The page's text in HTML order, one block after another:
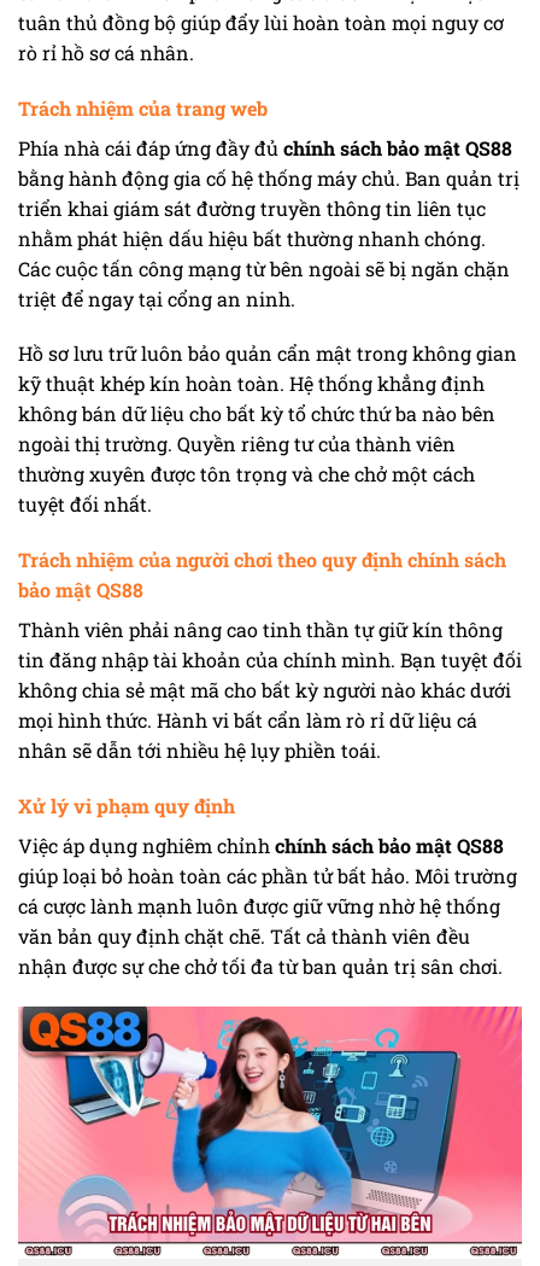
tuân thủ đồng bộ giúp đẩy lùi hoàn toàn mọi nguy cơ
rò rỉ hồ sơ cá nhân.
Trách nhiệm của trang web
Phía nhà cái đáp ứng đầy đủ chính sách bảo mật QS88
bằng hành động gia cố hệ thống máy chủ. Ban quản trị
triển khai giám sát đường truyền thông tin liên tục
nhằm phát hiện dấu hiệu bất thường nhanh chóng.
Các cuộc tấn công mạng từ bên ngoài sẽ bị ngăn chặn
triệt để ngay tại cổng an ninh.
Hồ sơ lưu trữ luôn bảo quản cẩn mật trong không gian
kỹ thuật khép kín hoàn toàn. Hệ thống khẳng định
không bán dữ liệu cho bất kỳ tổ chức thứ ba nào bên
ngoài thị trường. Quyền riêng tư của thành viên
thường xuyên được tôn trọng và che chở một cách
tuyệt đối nhất.
Trách nhiệm của người chơi theo quy định chính sách
bảo mật QS88
Thành viên phải nâng cao tinh thần tự giữ kín thông
tin đăng nhập tài khoản của chính mình. Bạn tuyệt đối
không chia sẻ mật mã cho bất kỳ người nào khác dưới
mọi hình thức. Hành vi bất cẩn làm rò rỉ dữ liệu cá
nhân sẽ dẫn tới nhiều hệ lụy phiền toái.
Xử lý vi phạm quy định
Việc áp dụng nghiêm chỉnh chính sách bảo mật QS88
giúp loại bỏ hoàn toàn các phần tử bất hảo. Môi trường
cá cược lành mạnh luôn được giữ vững nhờ hệ thống
văn bản quy định chặt chẽ. Tất cả thành viên đều
nhận được sự che chở tối đa từ ban quản trị sân chơi.